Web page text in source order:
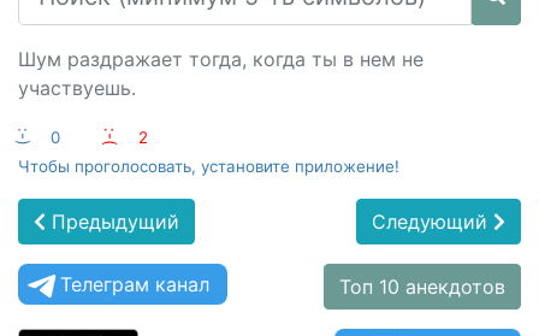
Шум раздражает тогда, когда ты в нем не
участвуешь.
:-) 0 :-(
2
Чтобы проголосовать, установите приложение!
Предыдущий Следующий
Телеграм канал Топ 10 анекдотов